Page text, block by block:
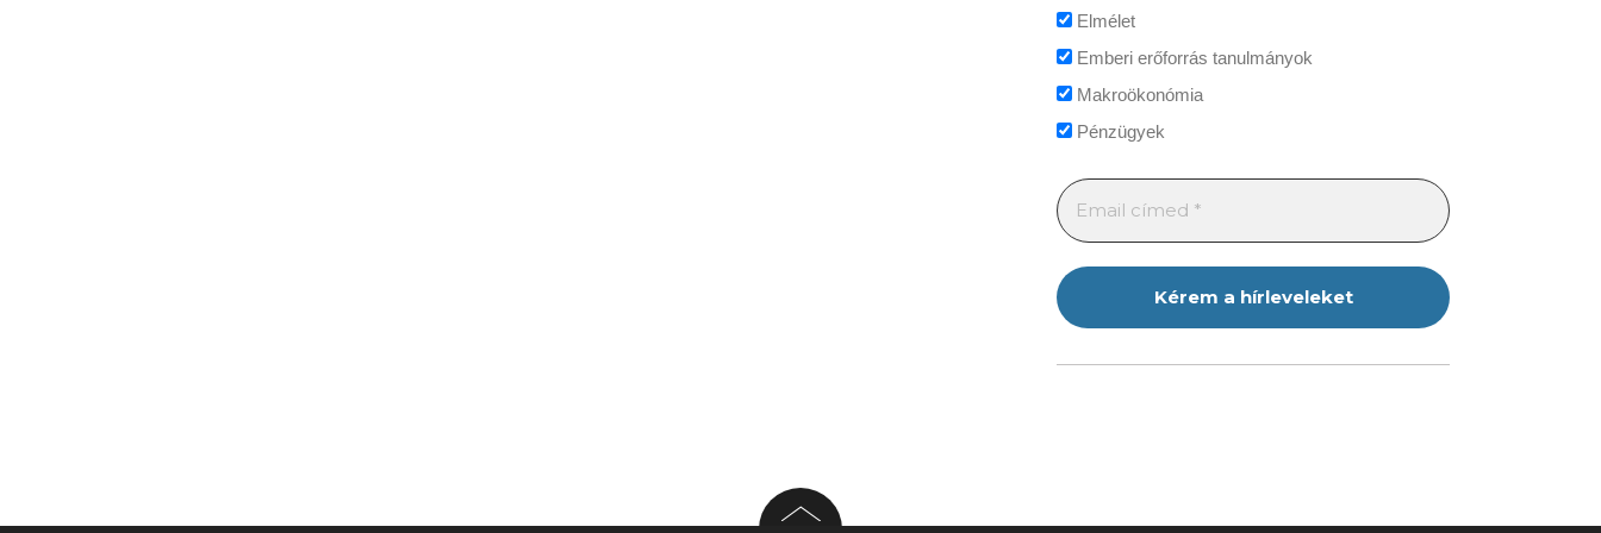
Elmélet
Emberi erőforrás tanulmányok
Makroökonómia
Pénzügyek